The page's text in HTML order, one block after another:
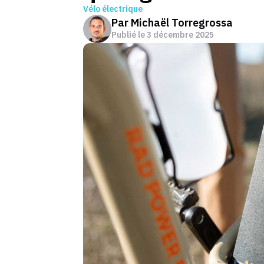
Vélo électrique
Par Michaël Torregrossa
Publié le3 décembre 2025